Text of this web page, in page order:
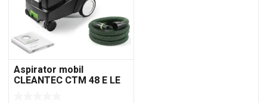
Aspirator mobil
CLEANTEC CTM 48 E LE